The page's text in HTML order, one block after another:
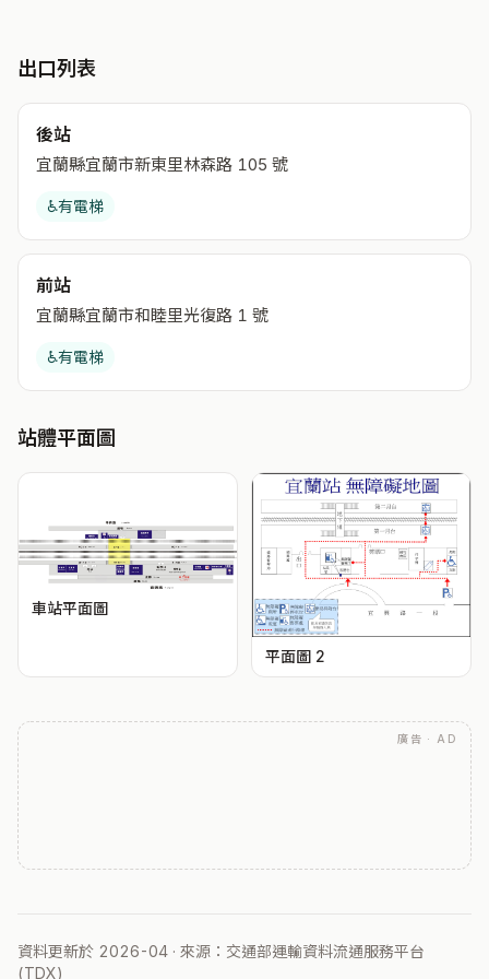
出口列表
後站
宜蘭縣宜蘭市新東里林森路 105 號
♿有電梯
前站
宜蘭縣宜蘭市和睦里光復路 1 號
♿有電梯
站體平面圖
車站平面圖
平面圖 2
廣告 · AD
資料更新於 2026-04 · 來源：交通部運輸資料流通服務平台
(TDX)